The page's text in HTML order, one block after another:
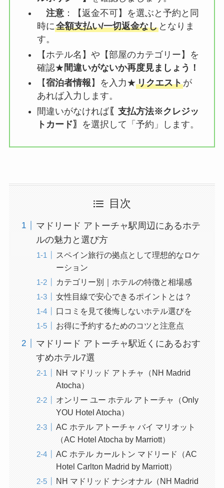
注意：【返金不可】を選ぶと予約と同
時に全額支払い/一切返金なしとなりま
す。
【ホテル名】や【部屋のカテゴリー】を
確認★ 間違いがないか再度見ましょう！
【宿泊者情報 】を入力★リクエストが
あれば入力します。
間違いがなければ〖支払方法※クレジッ
トカード〗
を選択して「予約」します。
目次
マドリード アトーチャ駅周辺にあるホテ
ルの魅力と選び方
スペイン旅行の拠点として理想的なロケ
ーション
カテゴリー別｜ホテルの特徴と相場感
女性目線で安心できるポイントとは？
口コミを見て後悔しないホテル選びを
お得に予約するためのコツと注意点
マドリード アトーチャ駅近くにあるおす
すめホテル7選
NH マドリッド アトチャ（NH Madrid
Atocha）
オンリー ユー ホテル アトーチャ（Only
YOU Hotel Atocha）
AC ホテル アトーチャ バイ マリオット
（AC Hotel Atocha by Marriott）
AC ホテル カールトン マドリード（AC
Hotel Carlton Madrid by Marriott）
NH マドリッド ナシオナル（NH Madrid